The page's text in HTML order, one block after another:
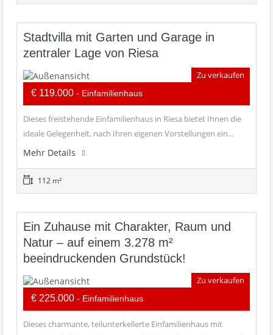
Stadtvilla mit Garten und Garage in
zentraler Lage von Riesa
Zu verkaufen
€ 119.000 - Einfamilienhaus
Dieses freistehende Einfamilienhaus in Riesa bietet Ihnen die
ideale Gelegenheit, nach Ihren eigenen Vorstellungen ein...
Mehr Details
112 m²
Ein Zuhause mit Charakter, Raum und
Natur – auf einem 3.278 m²
beeindruckenden Grundstück!
Zu verkaufen
€ 225.000 - Einfamilienhaus
Dieses charmante, teilunterkellerte Einfamilienhaus mit